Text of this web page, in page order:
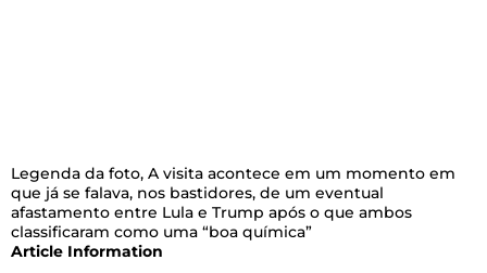
Legenda da foto, A visita acontece em um momento em
que já se falava, nos bastidores, de um eventual
afastamento entre Lula e Trump após o que ambos
classificaram como uma “boa química”
Article Information